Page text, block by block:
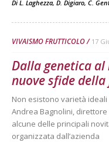
Di L. Laghezza, D. Digiaro, C.
VIVAISMO FRUTTICOLO 17
Dalla genetica
nuove sfide
Non esistono varietà ideali
Andrea Bagnolini,
alcune delle principali
organizzata dall’azienda